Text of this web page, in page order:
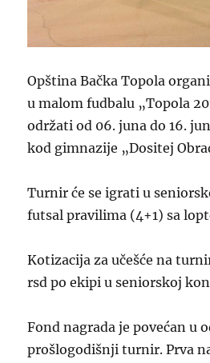
Opština Bačka Topola
u malom fudbalu „Topola
održati od 06. juna do 16.
kod gimnazije „Dositej
Turnir će se igrati u
futsal pravilima (4+1) sa
Kotizacija za učešće na
rsd po ekipi u seniorskoj
Fond nagrada je povećan u
prošlogodišnji turnir.Prva